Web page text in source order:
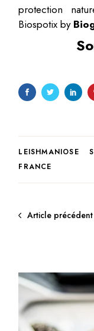
protection
Biospotix by
LEISHMANIOSE
FRANCE
Article précédent